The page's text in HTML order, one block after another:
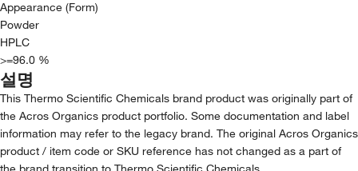
Appearance (Form)
Powder
HPLC
>=96.0 %
설명
This Thermo Scientific Chemicals brand product was originally part of
the Acros Organics product portfolio. Some documentation and label
information may refer to the legacy brand. The original Acros Organics
product / item code or SKU reference has not changed as a part of
the brand transition to Thermo Scientific Chemicals.